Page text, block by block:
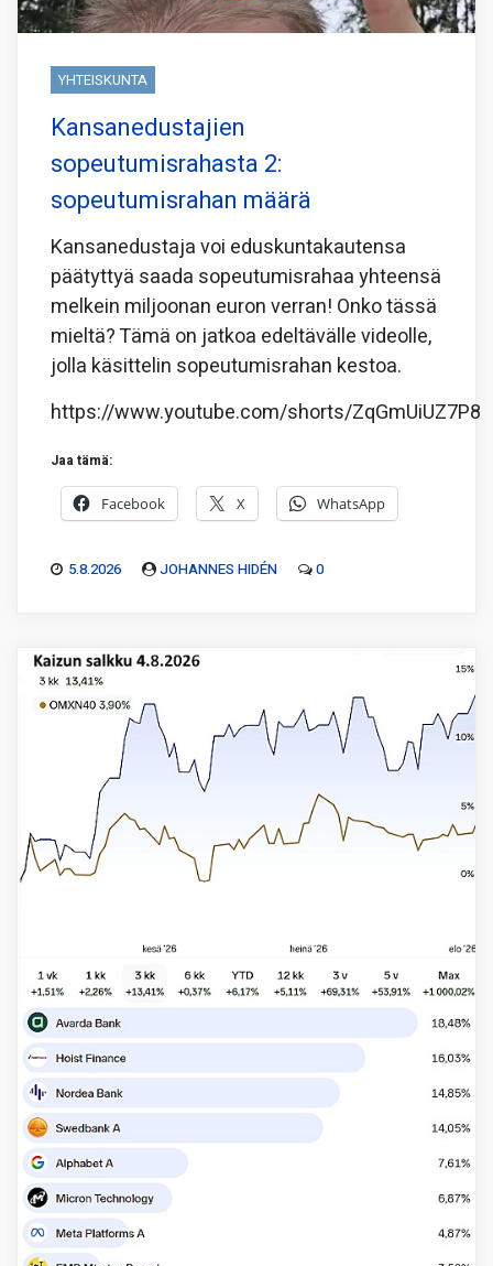
YHTEISKUNTA
Kansanedustajien
sopeutumisrahasta 2:
sopeutumisrahan määrä
Kansanedustaja voi eduskuntakautensa
päätyttyä saada sopeutumisrahaa yhteensä
melkein miljoonan euron verran! Onko tässä
mieltä? Tämä on jatkoa edeltävälle videolle,
jolla käsittelin sopeutumisrahan kestoa.
https://www.youtube.com/shorts/ZqGmUiUZ7P8
Jaa tämä:
Facebook X WhatsApp
5.8.2026 JOHANNES HIDÉN 0